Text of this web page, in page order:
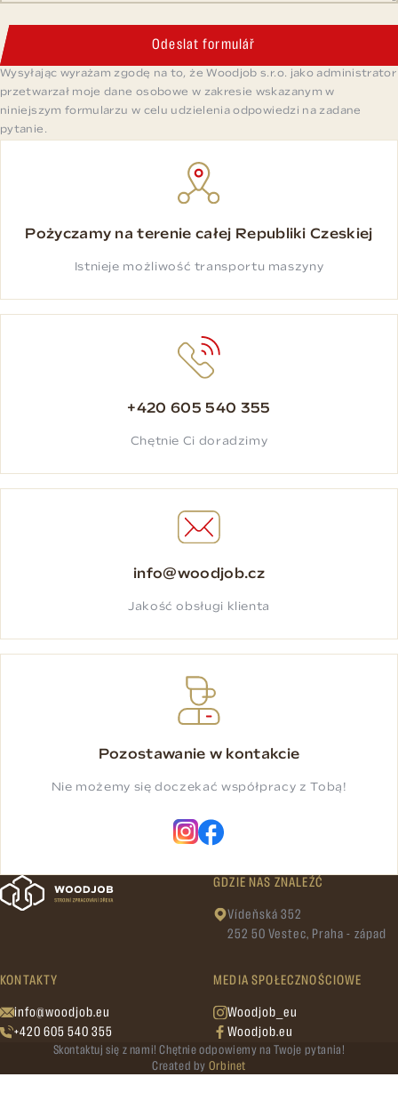
Odeslat formulář
Wysyłając wyrażam zgodę na to, że Woodjob s.r.o. jako administrator
przetwarzał moje dane osobowe w zakresie wskazanym w
niniejszym formularzu w celu udzielenia odpowiedzi na zadane
pytanie.
Pożyczamy na terenie całej Republiki Czeskiej
Istnieje możliwość transportu maszyny
+420 605 540 355
Chętnie Ci doradzimy
info@woodjob.cz
Jakość obsługi klienta
Pozostawanie w kontakcie
Nie możemy się doczekać współpracy z Tobą!
GDZIE NAS ZNALEŹĆ
Vídeňská 352
252 50 Vestec, Praha - západ
KONTAKTY
info@woodjob.eu
+420 605 540 355
MEDIA SPOŁECZNOŚCIOWE
Woodjob_eu
Woodjob.eu
Skontaktuj się z nami! Chętnie odpowiemy na Twoje pytania!
Created by Orbinet